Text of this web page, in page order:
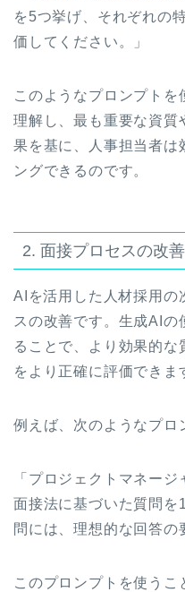
を5つ挙げ、それぞれの
価してください。」
このようなプロンプトを
理解し、最も重要な資質
果を基に、人事担当者は
ングできるのです。
2. 面接プロセスの改善
AIを活用した人材採用の
スの改善です。生成AIの
ることで、より効果的な
をより正確に評価できま
例えば、次のようなプロ
「プロジェクトマネー
面接法に基づいた質問を
問には、理想的な回答の
このプロンプトを使う